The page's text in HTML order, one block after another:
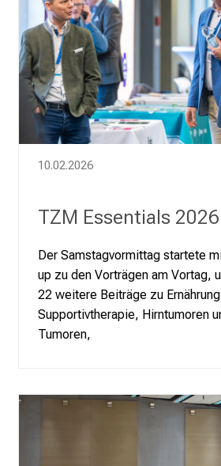
10.02.2026
TZM Essentials 2026
Der Samstagvormittag startete
up zu den Vorträgen am Vortag,
22 weitere Beiträge zu
Supportivtherapie, Hirntumoren
Tumoren,